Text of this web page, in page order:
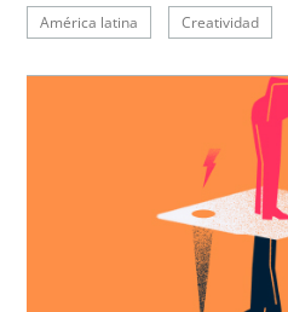
América latina Creatividad